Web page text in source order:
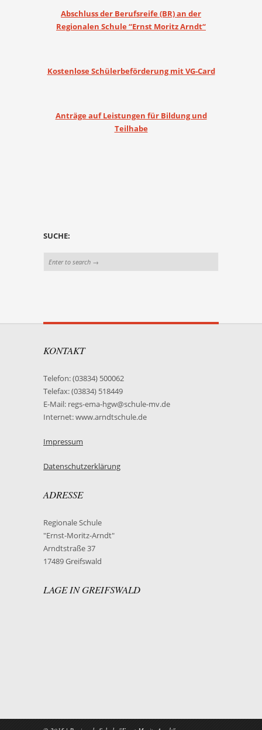
Abschluss der Berufsreife (BR) an der
Regionalen Schule “Ernst Moritz Arndt“
Kostenlose Schülerbeförderung mit VG-Card
Anträge auf Leistungen für Bildung und
Teilhabe
SUCHE:
KONTAKT
Telefon: (03834) 500062
Telefax: (03834) 518449
E-Mail: regs-ema-hgw@schule-mv.de
Internet: www.arndtschule.de
Impressum
Datenschutzerklärung
ADRESSE
Regionale Schule
"Ernst-Moritz-Arndt"
Arndtstraße 37
17489 Greifswald
LAGE IN GREIFSWALD